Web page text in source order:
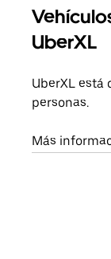
UberXL
UberXL está
personas.
Más